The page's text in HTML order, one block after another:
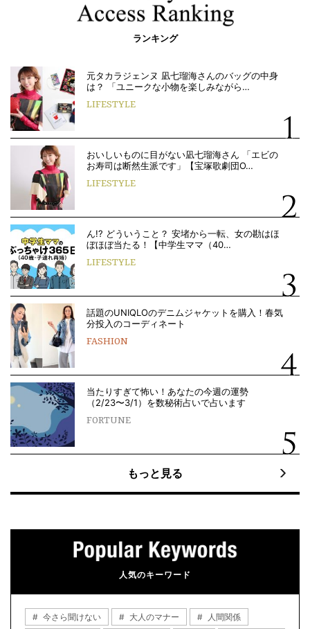
ランキング
元タカラジェンヌ 凪七瑠海さんのバッグの中身
は？ 「ユニークな小物を楽しみながら…
LIFESTYLE
おいしいものに目がない凪七瑠海さん 「エビの
お寿司は断然生派です」【宝塚歌劇団O…
LIFESTYLE
ん!? どういうこと？ 安堵から一転、女の勘はほ
ぼほぼ当たる！【中学生ママ（40…
LIFESTYLE
話題のUNIQLOのデニムジャケットを購入！春気
分投入のコーディネート
FASHION
当たりすぎて怖い！あなたの今週の運勢
（2/23〜3/1）を数秘術占いで占います
FORTUNE
もっと見る
人気のキーワード
今さら聞けない 大人のマナー 人間関係